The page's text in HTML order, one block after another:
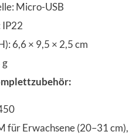
Micro-USB
IP22
6,6 × 9,5 × 2,5 cm
g
für Erwachsene (20–31